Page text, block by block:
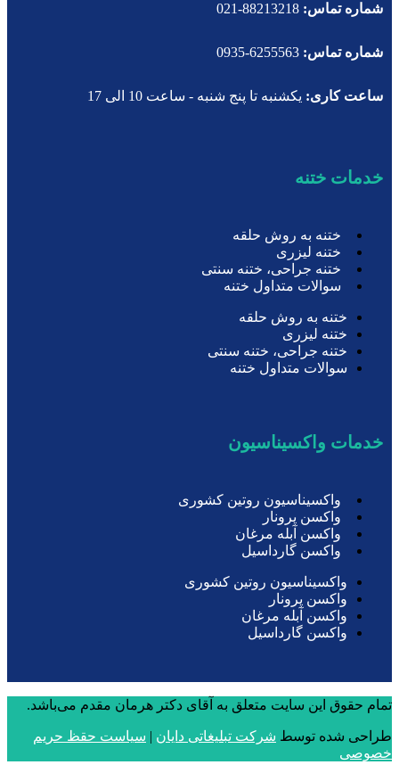
شماره تماس: 88213218-021
شماره تماس: 6255563-0935
ساعت کاری: یکشنبه تا پنج شنبه - ساعت 10 الی 17
خدمات ختنه
ختنه به روش حلقه
ختنه لیزری
ختنه جراحی، ختنه سنتی
سوالات متداول ختنه
ختنه به روش حلقه
ختنه لیزری
ختنه جراحی، ختنه سنتی
سوالات متداول ختنه
خدمات واکسیناسیون
واکسیناسیون روتین کشوری
واکسن پرونار
واکسن آبله مرغان
واکسن گارداسیل
واکسیناسیون روتین کشوری
واکسن پرونار
واکسن آبله مرغان
واکسن گارداسیل
تمام حقوق این سایت متعلق به آقای دکتر هرمان مقدم می‌باشد.
طراحی شده توسط شرکت تبلیغاتی دایان | سیاست حقظ حریم
خصوصی